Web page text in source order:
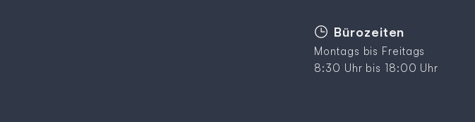
Bürozeiten
Montags bis Freitags
8:30 Uhr bis 18:00 Uhr